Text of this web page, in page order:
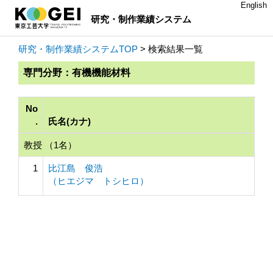
研究・制作業績システム
English
研究・制作業績システムTOP > 検索結果一覧
専門分野：有機機能材料
No
.
氏名(カナ)
教授 （1名）
1
比江島 俊浩
（ヒエジマ トシヒロ）